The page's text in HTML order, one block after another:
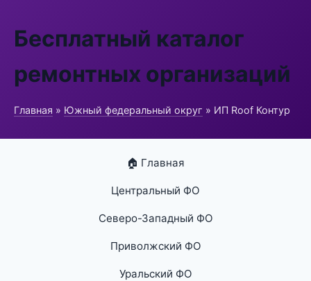
Бесплатный каталог
ремонтных организаций
Главная » Южный федеральный округ » ИП Roof Контур
🏠 Главная
Центральный ФО
Северо-Западный ФО
Приволжский ФО
Уральский ФО